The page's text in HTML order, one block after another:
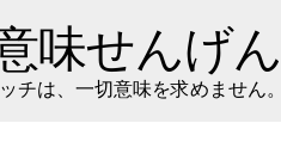
味せんげ
チは、一切意味を求めません